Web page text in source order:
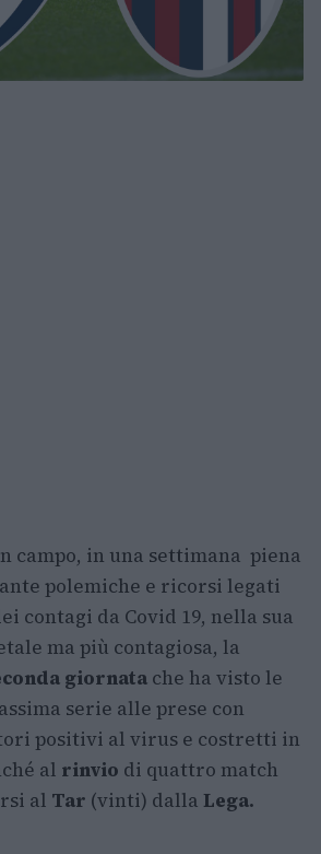
campo, in una settimana piena
polemiche e ricorsi legati
contagi da Covid 19, nella sua
ma più contagiosa, la
giornata che ha visto le
serie alle prese con
positivi al virus e costretti in
al rinvio di quattro match
al Tar (vinti) dalla Lega.